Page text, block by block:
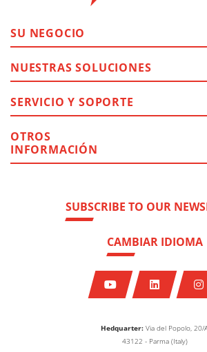
Hedquarter: Via del Popolo, 20/
43122 - Parma (Italy)
SUBSCRIBE TO OUR
CAMBIAR IDIOMA
SU NEGOCIO
NUESTRAS SOLUCIONES
SERVICIO Y SOPORTE
OTROS
INFORMACIÓN